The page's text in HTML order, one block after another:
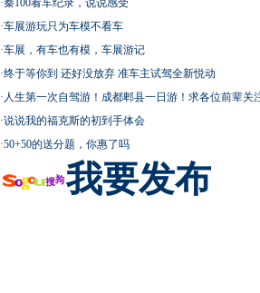
·车展游玩只为车模不看车
·车展，有车也有模，车展游记
·终于等你到 还好没放弃 准车主试驾全新悦动
· 人生第一次自驾游！成都郫县一日游！求各位前辈关
·说说我的福克斯的初到手体会
·50+50的送分题，你惠了吗
我要发布